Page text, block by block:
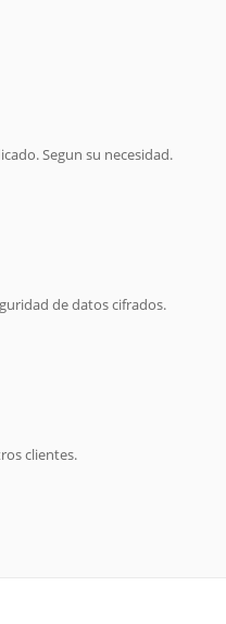
Segun su necesidad.
de datos cifrados.
clientes.